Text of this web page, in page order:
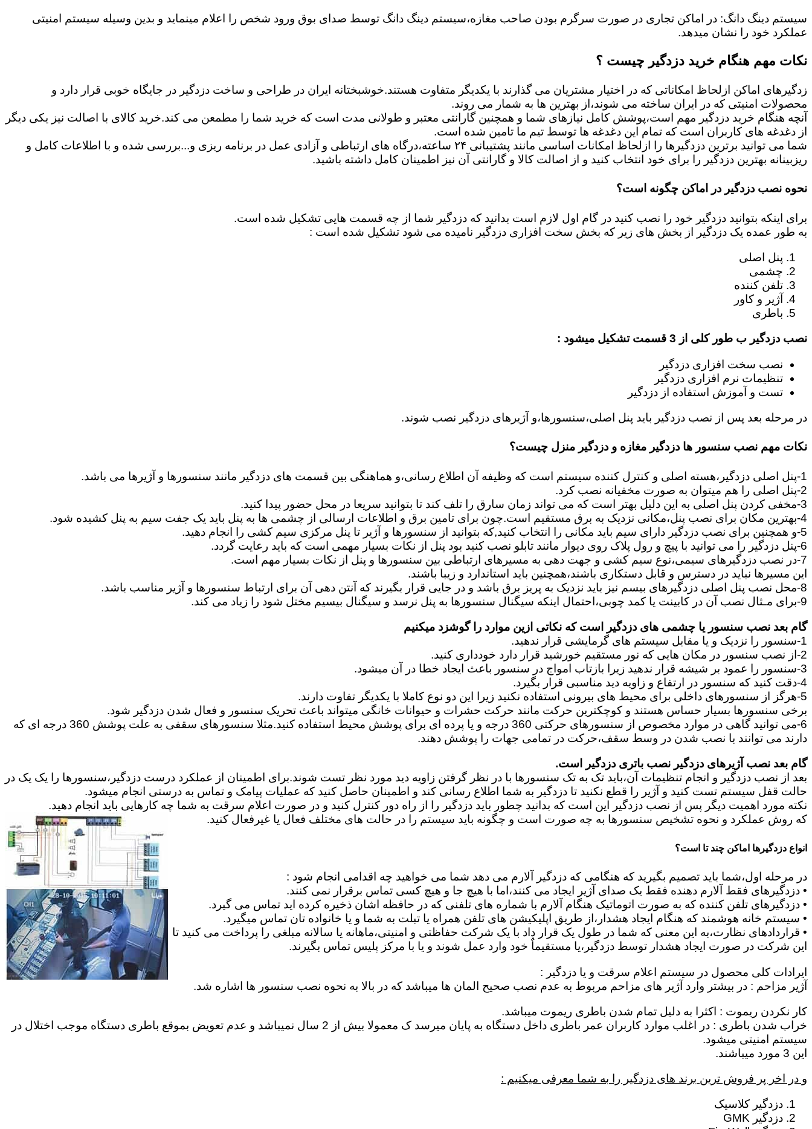
سیستم دینگ دانگ: در اماکن تجاری در صورت سرگرم بودن صاحب مغازه،سیستم دینگ دانگ توسط صدای بوق ورود شخص را اعلام مینماید و بدین وسیله سیستم امنیتی
عملکرد خود را نشان میدهد.
نکات مهم هنگام خرید دزدگیر چیست ؟
زدگیرهای اماکن ازلحاظ امکاناتی که در اختیار مشتریان می گذارند با یکدیگر متفاوت هستند.خوشبختانه ایران در طراحی و ساخت دزدگیر در جایگاه خوبی قرار دارد و
محصولات امنیتی که در ایران ساخته می شوند،از بهترین ها به شمار می روند.
آنچه هنگام خرید دزدگیر مهم است،پوشش کامل نیازهای شما و همچنین گارانتی معتبر و طولانی مدت است که خرید شما را مطمعن می کند.خرید کالای با اصالت نیز یکی دیگر
از دغدغه های کاربران است که تمام این دغدغه ها توسط تیم ما تامین شده است.
شما می توانید برترین دزدگیرها را ازلحاظ امکانات اساسی مانند پشتیبانی ۲۴ ساعته،درگاه های ارتباطی و آزادی عمل در برنامه ریزی و...بررسی شده و با اطلاعات کامل و
ریزبینانه بهترین دزدگیر را برای خود انتخاب کنید و از اصالت کالا و گارانتی آن نیز اطمینان کامل داشته باشید.
نحوه نصب دزدگیر در اماکن چگونه است؟
برای اینکه بتوانید دزدگیر خود را نصب کنید در گام اول لازم است بدانید که دزدگیر شما از چه قسمت هایی تشکیل شده است.
به طور عمده یک دزدگیر از بخش های زیر که بخش سخت افزاری دزدگیر نامیده می شود تشکیل شده است :
پنل اصلی
چشمی
تلفن کننده
آژیر و کاور
باطری
نصب دزدگیر ب طور کلی از 3 قسمت تشکیل میشود :
نصب سخت افزاری دزدگیر
تنظیمات نرم افزاری دزدگیر
تست و آموزش استفاده از دزدگیر
در مرحله بعد پس از نصب دزدگیر باید پنل اصلی،سنسورها،و آژیرهای دزدگیر نصب شوند.
نکات مهم نصب سنسور ها دزدگیر مغازه و دزدگیر منزل چیست؟
1-پنل اصلی دزدگیر،هسته اصلی و کنترل کننده سیستم است که وظیفه آن اطلاع رسانی،و هماهنگی بین قسمت های دزدگیر مانند سنسورها و آژیرها می باشد.
2-پنل اصلی را هم میتوان به صورت مخفیانه نصب کرد.
3-مخفی کردن پنل اصلی به این دلیل بهتر است که می تواند زمان سارق را تلف کند تا بتوانید سریعا در محل حضور پیدا کنید.
4-بهترین مکان برای نصب پنل،مکانی نزدیک به برق مستقیم است.چون برای تامین برق و اطلاعات ارسالی از چشمی ها به پنل باید یک جفت سیم به پنل کشیده شود.
5-و همچنین برای نصب دزدگیر دارای سیم باید مکانی را انتخاب کنید,که بتوانید از سنسورها و آژیر تا پنل مرکزی سیم کشی را انجام دهید.
6-پنل دزدگیر را می توانید با پیچ و رول پلاک روی دیوار مانند تابلو نصب کنید بود پنل از نکات بسیار مهمی است که باید رعایت گردد.
7-در نصب دزدگیرهای سیمی،نوع سیم کشی و جهت دهی به مسیرهای ارتباطی بین سنسورها و پنل از نکات بسیار مهم است.
این مسیرها نباید در دسترس و قابل دستکاری باشند،همچنین باید استاندارد و زیبا باشند.
8-محل نصب پنل اصلی دزدگیرهای بیسم نیز باید نزدیک به پریز برق باشد و در جایی قرار بگیرند که آنتن دهی آن برای ارتباط سنسورها و آژیر مناسب باشد.
9-برای مـثال نصب آن در کابینت یا کمد چوبی،احتمال اینکه سیگنال سنسورها به پنل نرسد و سیگنال بیسیم مختل شود را زیاد می کند.
گام بعد نصب سنسور یا چشمی های دزدگیر است که نکاتی ازین موارد را گوشزد میکنیم
1-سنسور را نزدیک و یا مقابل سیستم های گرمایشی قرار ندهید.
2-از نصب سنسور در مکان هایی که نور مستقیم خورشید قرار دارد خودداری کنید.
3-سنسور را عمود بر شیشه قرار ندهید زیرا بازتاب امواج در سنسور باعث ایجاد خطا در آن میشود.
4-دقت کنید که سنسور در ارتفاع و زاویه دید مناسبی قرار بگیرد.
5-هرگز از سنسورهای داخلی برای محیط های بیرونی استفاده نکنید زیرا این دو نوع کاملا با یکدیگر تفاوت دارند.
برخی سنسورها بسیار حساس هستند و کوچکترین حرکت مانند حرکت حشرات و حیوانات خانگی میتواند باعث تحریک سنسور و فعال شدن دزدگیر شود.
6-می توانید گاهی در موارد مخصوص از سنسورهای حرکتی 360 درجه و یا پرده ای برای پوشش محیط استفاده کنید.مثلا سنسورهای سقفی به علت پوشش 360 درجه ای که
دارند می توانند با نصب شدن در وسط سقف،حرکت در تمامی جهات را پوشش دهند.
گام بعد نصب آژیرهای دزدگیر نصب باتری دزدگیر است.
بعد از نصب دزدگیر و انجام تنظیمات آن،باید تک به تک سنسورها با در نظر گرفتن زاویه دید مورد نظر تست شوند.برای اطمینان از عملکرد درست دزدگیر،سنسورها را یک یک در
حالت قفل سیستم تست کنید و آژیر را قطع نکنید تا دزدگیر به شما اطلاع رسانی کند و اطمینان حاصل کنید که عملیات پیامک و تماس به درستی انجام میشود.
نکته مورد اهمیت دیگر پس از نصب دزدگیر این است که بدانید چطور باید دزدگیر را از راه دور کنترل کنید و در صورت اعلام سرقت به شما چه کارهایی باید انجام دهید.
که روش عملکرد و نحوه تشخیص سنسورها به چه صورت است و چگونه باید سیستم را در حالت های مختلف فعال یا غیرفعال کنید.
انواع دزدگیرها اماکن چند تا است؟
در مرحله اول،شما باید تصمیم بگیرید که هنگامی که دزدگیر آلارم می دهد شما می خواهید چه اقدامی انجام شود :
• دزدگیرهای فقط آلارم دهنده فقط یک صدای آژیر ایجاد می کنند،اما با هیچ جا و هیچ کسی تماس برقرار نمی کنند.
• دزدگیرهای تلفن کننده که به صورت اتوماتیک هنگام آلارم با شماره های تلفنی که در حافظه اشان ذخیره کرده اید تماس می گیرد.
• سیستم خانه هوشمند که هنگام ایجاد هشدار،از طریق اپلیکیشن های تلفن همراه یا تبلت به شما و یا خانواده تان تماس میگیرد.
• قراردادهای نظارت،به این معنی که شما در طول یک قرار داد با یک شرکت حفاظتی و امنیتی،ماهانه یا سالانه مبلغی را پرداخت می کنید تا
این شرکت در صورت ایجاد هشدار توسط دزدگیر،یا مستقیماٌ خود وارد عمل شوند و یا با مرکز پلیس تماس بگیرند.
ایرادات کلی محصول در سیستم اعلام سرقت و یا دزدگیر :
آژیر مزاحم : در بیشتر وارد آژیر های مزاحم مربوط به عدم نصب صحیح المان ها میباشد که در بالا به نحوه نصب سنسور ها اشاره شد.
کار نکردن ریموت : اکثرا به دلیل تمام شدن باطری ریموت میباشد.
خراب شدن باطری : در اغلب موارد کاربران عمر باطری داخل دستگاه به پایان میرسد ک معمولا بیش از 2 سال نمیباشد و عدم تعویض بموقع باطری دستگاه موجب اختلال در
سیستم امنیتی میشود.
این 3 مورد میباشند.
و در اخر پر فروش ترین برند های دزدگیر را به شما معرفی میکنیم :
دزدگیر کلاسیک
دزدگیر GMK